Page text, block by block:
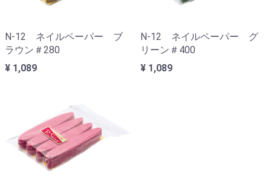
N-12 ネイルペーパー ブ
ラウン＃280
¥ 1,089
N-12 ネイルペーパー グ
リーン＃400
¥ 1,089